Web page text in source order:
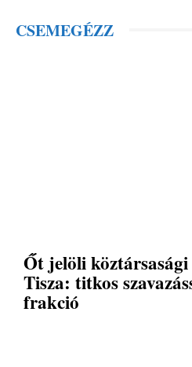
CSEMEGÉZZ
Őt jelöli
Tisza: titkos
frakció